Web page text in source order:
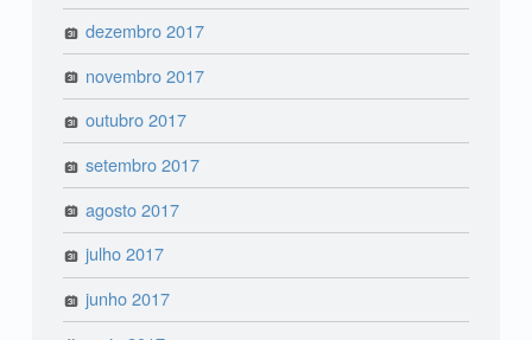
dezembro 2017
novembro 2017
outubro 2017
setembro 2017
agosto 2017
julho 2017
junho 2017